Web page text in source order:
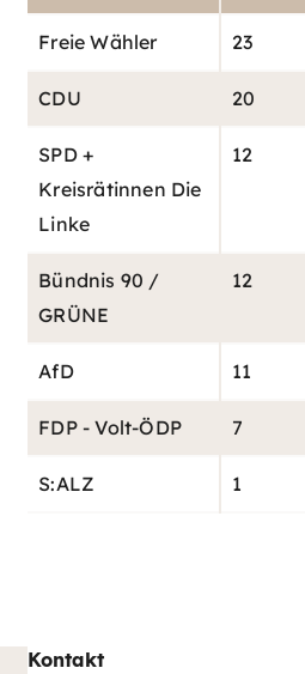
Freie Wähler 23
CDU 20
SPD +
Kreisrätinnen Die
Linke
12
Bündnis 90 /
GRÜNE
12
AfD 11
FDP - Volt-ÖDP 7
S:ALZ 1
Kontakt